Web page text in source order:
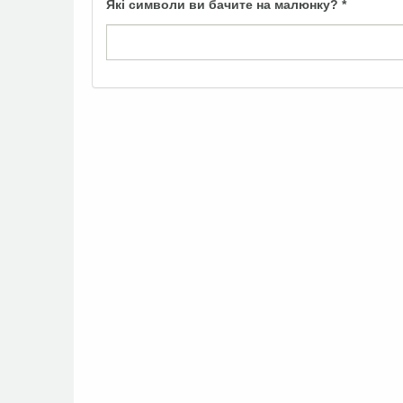
Які символи ви бачите на малюнку? *